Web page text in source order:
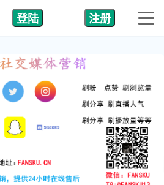
登陆 注册